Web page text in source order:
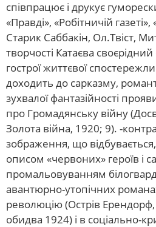
співпрацює і друкує
«Правді», «Робітничій
Старик Саббакін, Ол.Твіст,
творчості Катаєва
гострої життєвої
доходить до сарказму,
зухвалої фантазійності
про Громадянську війну
Золота війна, 1920; 9). -
зображення, що
описом «червоних» героїв і
промальовуванням
авантюрно-утопічних
революцію (Острів Ерендорф,
обидва 1924) і в соціально-